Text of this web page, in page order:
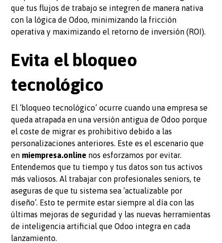
que tus flujos de trabajo se integren de manera nativa
con la lógica de Odoo, minimizando la fricción
operativa y maximizando el retorno de inversión (ROI).
Evita el bloqueo
tecnológico
El ‘bloqueo tecnológico’ ocurre cuando una empresa se
queda atrapada en una versión antigua de Odoo porque
el coste de migrar es prohibitivo debido a las
personalizaciones anteriores. Este es el escenario que
en miempresa.online nos esforzamos por evitar.
Entendemos que tu tiempo y tus datos son tus activos
más valiosos. Al trabajar con profesionales seniors, te
aseguras de que tu sistema sea ‘actualizable por
diseño’. Esto te permite estar siempre al día con las
últimas mejoras de seguridad y las nuevas herramientas
de inteligencia artificial que Odoo integra en cada
lanzamiento.